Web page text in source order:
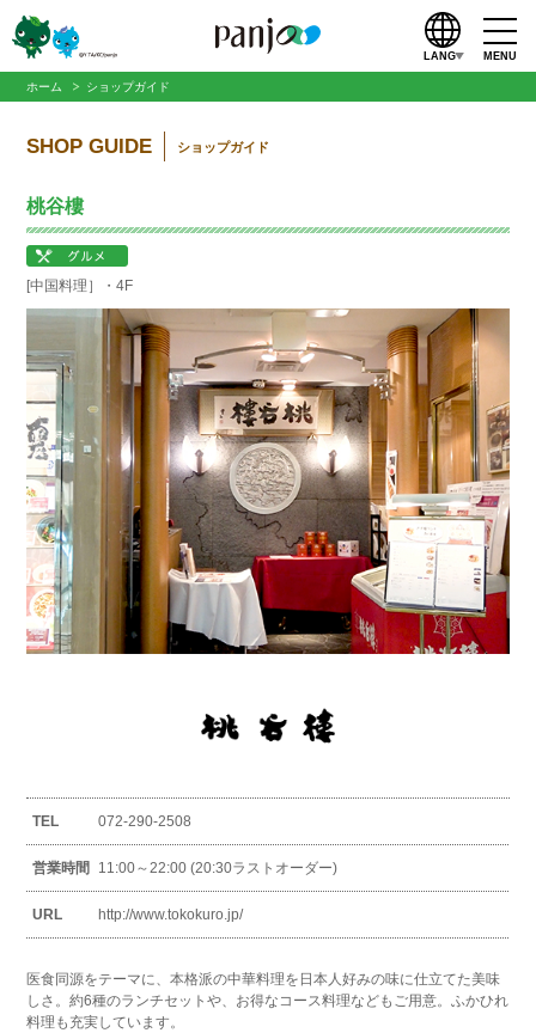
LANG MENU
ホーム ショップガイド
SHOP GUIDE ショップガイド
桃谷樓
[中国料理］・4F
TEL 072-290-2508
営業時間 11:00～22:00 (20:30ラストオーダー)
URL http://www.tokokuro.jp/
医食同源をテーマに、本格派の中華料理を日本人好みの味に仕立てた美味
しさ。約6種のランチセットや、お得なコース料理などもご用意。ふかひれ
料理も充実しています。